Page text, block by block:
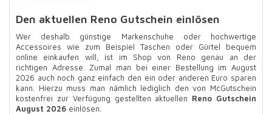
Den aktuellen Reno Gutschein einlösen
Wer deshalb günstige Markenschuhe oder hochwertige
Accessoires wie zum Beispiel Taschen oder Gürtel bequem
online einkaufen will, ist im Shop von Reno genau an der
richtigen Adresse. Zumal man bei einer Bestellung im August
2026 auch noch ganz einfach den ein oder anderen Euro sparen
kann. Hierzu muss man nämlich lediglich den von McGutschein
kostenfrei zur Verfügung gestellten aktuellen Reno Gutschein
August 2026 einlösen.